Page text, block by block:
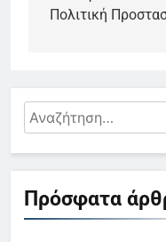
Πολιτική
Αναζήτηση
για:
Πρόσφατα
5
6